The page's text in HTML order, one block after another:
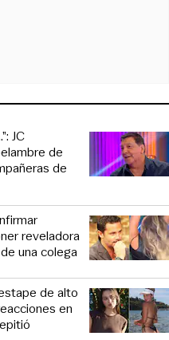
JC
de
de
reveladora
una colega
de alto
en